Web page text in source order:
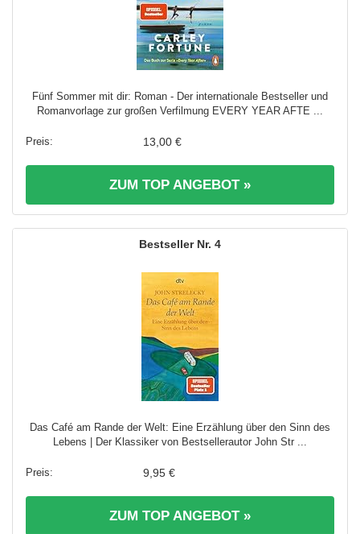
Fünf Sommer mit dir: Roman - Der internationale Bestseller und
Romanvorlage zur großen Verfilmung EVERY YEAR AFTE ...
13,00 €
ZUM TOP ANGEBOT »
4
Das Café am Rande der Welt: Eine Erzählung über den Sinn des
Lebens | Der Klassiker von Bestsellerautor John Str ...
9,95 €
ZUM TOP ANGEBOT »